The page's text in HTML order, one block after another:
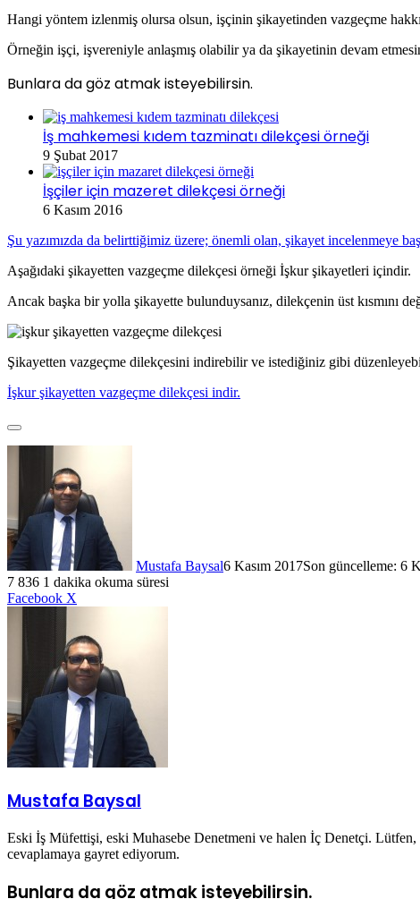
Hangi yöntem izlenmiş olursa olsun, işçinin şikayetinden vazgeçme
Örneğin işçi, işvereniyle anlaşmış olabilir ya da şikayetinin devam
Bunlara da göz atmak isteyebilirsin.
İş mahkemesi kıdem tazminatı dilekçesi örneği
9 Şubat 2017
İşçiler için mazeret dilekçesi örneği
6 Kasım 2016
Şu yazımızda da belirttiğimiz üzere; önemli olan, şikayet incelenmeye
Aşağıdaki şikayetten vazgeçme dilekçesi örneği İşkur şikayetleri içindir.
Ancak başka bir yolla şikayette bulunduysanız, dilekçenin üst
Şikayetten vazgeçme dilekçesini indirebilir ve istediğiniz gibi
İşkur şikayetten vazgeçme dilekçesi indir.
Mustafa Baysal6 Kasım 2017Son güncelleme: 6
7 836 1 dakika okuma süresi
Facebook X
paylaş
Mustafa Baysal
Eski İş Müfettişi, eski Muhasebe Denetmeni ve halen İç Denetçi. Lütfen,
cevaplamaya gayret ediyorum.
Bunlara da göz atmak isteyebilirsin.